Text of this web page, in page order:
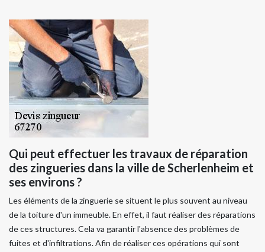
Qui peut effectuer les travaux de réparation
des zingueries dans la ville de Scherlenheim et
ses environs ?
Les éléments de la zinguerie se situent le plus souvent au niveau
de la toiture d'un immeuble. En effet, il faut réaliser des réparations
de ces structures. Cela va garantir l'absence des problèmes de
fuites et d'infiltrations. Afin de réaliser ces opérations qui sont